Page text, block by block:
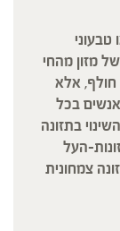
מזון מהחי
חולף, אלא
בכל
בתזונה
העל
צמחונית